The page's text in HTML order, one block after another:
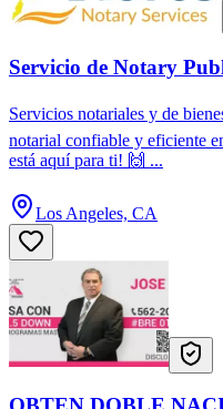
Servicio de Notary
Servicios notariales y de
notarial confiable y eficiente
está aquí para ti! 🙌 ...
Los Angeles, CA